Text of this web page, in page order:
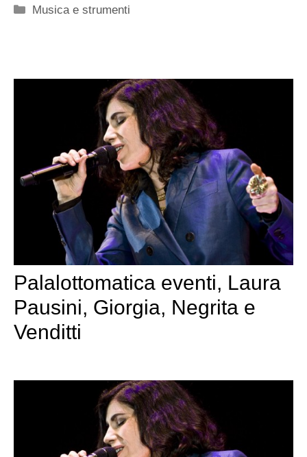
Categorie
Musica e strumenti
Palalottomatica eventi, Laura
Pausini, Giorgia, Negrita e
Venditti